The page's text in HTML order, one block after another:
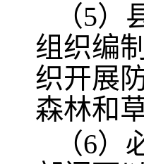
（5
组织编
织开展
森林和
（6